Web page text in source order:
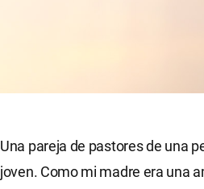
Una pareja de pastores de una
joven. Como mi madre era una